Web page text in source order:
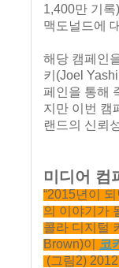
1,400만 기
맥도널드에
해당 캠페인
키(Joel
페인을 통해
지만 이번 캠
랜드의 신뢰
미디어 컴
“2015년이
의 이야기가
콜라 디지털
Brown)이코
(그림2)